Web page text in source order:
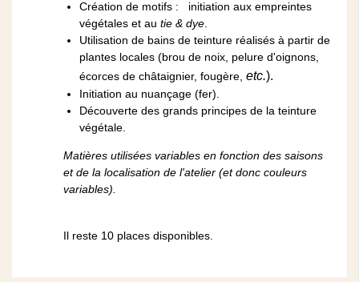
Création de motifs : initiation aux empreintes
végétales et autie & dye.
Utilisation de bains de teinture réalisés à partir de
plantes locales (brou de noix, pelure d'oignons,
écorces de châtaignier, fougère,etc.).
Initiation au nuançage (fer).
Découverte des grands principes de la teinture
végétale.
Matières utilisées variables en fonction des saisons
et de la localisation de l'atelier (et donc couleurs
variables).
Il reste 10 places disponibles.